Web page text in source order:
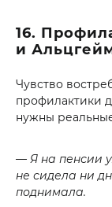
16.
и
Чувство
профилактики
нужны
— Я на пенсии
не сидела ни
поднимала.